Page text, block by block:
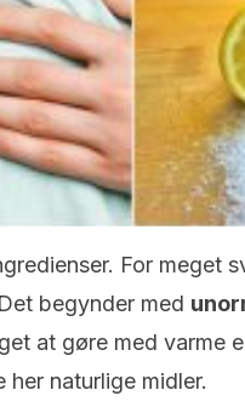
For meget
begynder med
at gøre med varme
naturlige midler.